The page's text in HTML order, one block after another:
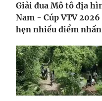
Giải đua Mô tô địa
Nam - Cúp VTV 2026
hẹn nhiều điểm